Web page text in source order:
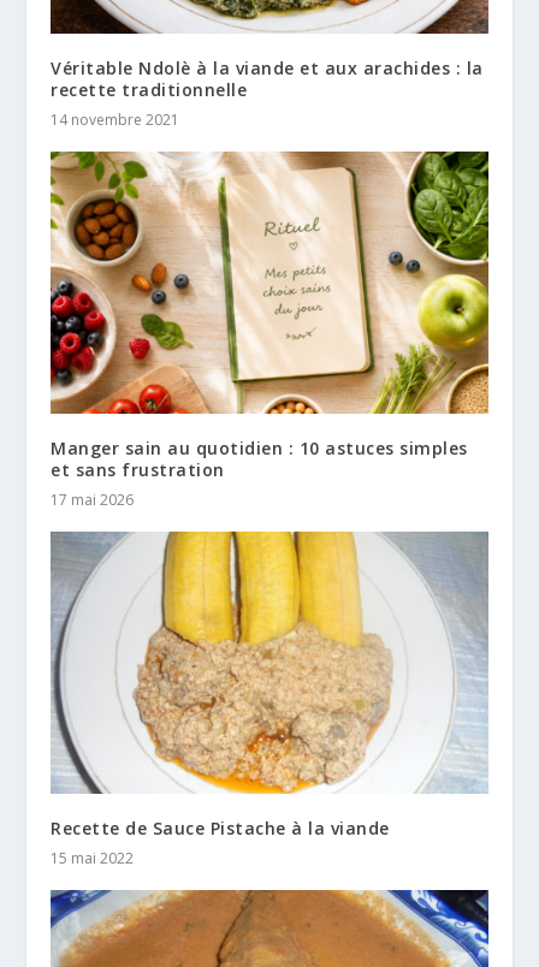
Véritable Ndolè à la viande et aux arachides : la
recette traditionnelle
14 novembre 2021
Manger sain au quotidien : 10 astuces simples
et sans frustration
17 mai 2026
Recette de Sauce Pistache à la viande
15 mai 2022